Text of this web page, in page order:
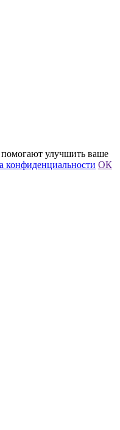
улучшить ваше
конфиденциальности ОК